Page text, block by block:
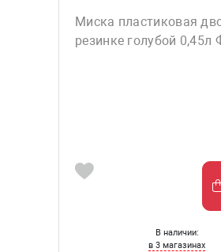
Миска пластиковая
резинке голубой 0,45л
В наличии:
в 3 магазинах